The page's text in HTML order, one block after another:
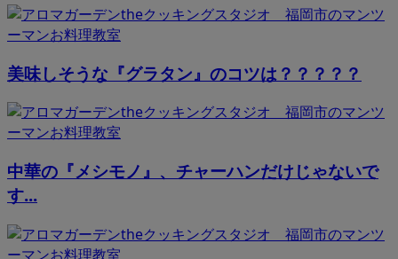
美味しそうな『グラタン』のコツは？？？？？
中華の『メシモノ』、チャーハンだけじゃないで
す...